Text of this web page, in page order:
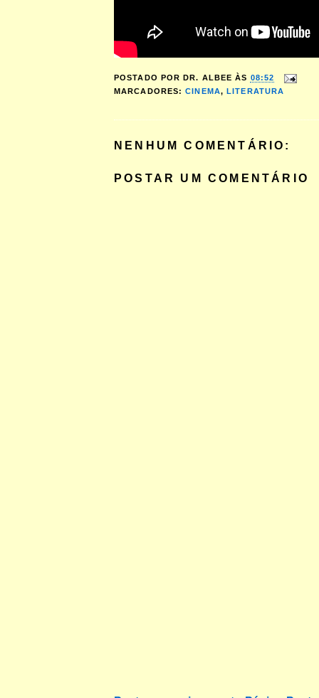
POSTADO POR DR. ALBEE ÀS 08:52
MARCADORES:CINEMA,LITERATURA
NENHUM COMENTÁRIO:
POSTAR UM COMENTÁRIO